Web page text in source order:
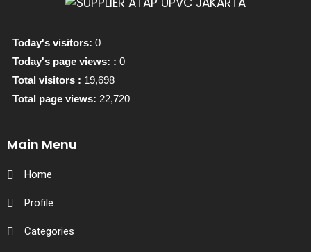
Today's visitors: 0
Today's page views: : 0
Total visitors : 19,698
Total page views: 22,720
Main Menu
Home
Profile
Categories